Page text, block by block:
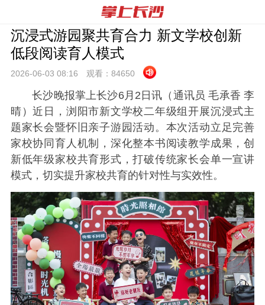
沉浸式游园聚共育合力 新文学校创新
低段阅读育人模式
2026-06-03 08:16 观看： 84650
长沙晚报掌上长沙6月2日讯（通讯员 毛承香 李
晴）近日，浏阳市新文学校二年级组开展沉浸式主
题家长会暨怀旧亲子游园活动。本次活动立足完善
家校协同育人机制，深化整本书阅读教学成果，创
新低年级家校共育形式，打破传统家长会单一宣讲
模式，切实提升家校共育的针对性与实效性。